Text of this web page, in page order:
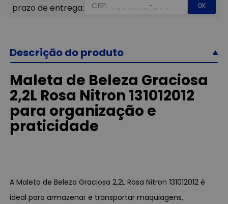
OK
Descrição do produto
Maleta de Beleza Graciosa
2,2L Rosa Nitron 131012012
para organização e
praticidade
A Maleta de Beleza Graciosa 2,2L Rosa Nitron 131012012 é
ideal para armazenar e transportar maquiagens,